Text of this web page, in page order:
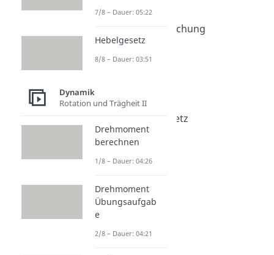
Dauer: 04:52
Schwingungsgleichung
Federpendel
Dauer: 05:48
Dauer: 03:55
Hookesches Gesetz
Dauer: 04:57
7/8 – Dauer: 05:22
Hebelgesetz
8/8 – Dauer: 03:51
Dynamik
Rotation und Trägheit II
Drehmoment
berechnen
1/8 – Dauer: 04:26
Drehmoment
Übungsaufgab
e
2/8 – Dauer: 04:21